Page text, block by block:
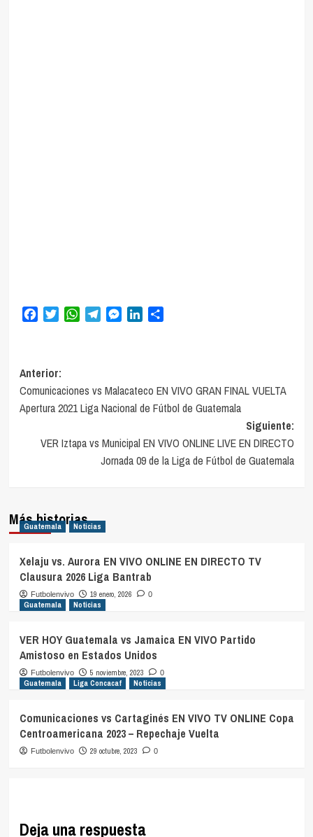
FacebookTwitterWhatsApp
TelegramMessenger
LinkedIn
Navegación
de
entradas
Anterior:
Comunicaciones vs Malacateco EN VIVO GRAN FINAL VUELTA
Apertura 2021 Liga Nacional de Fútbol de Guatemala
Siguiente:
VER Iztapa vs Municipal EN VIVO ONLINE LIVE EN DIRECTO
Jornada 09 de la Liga de Fútbol de Guatemala
Más historias
Guatemala Noticias
Xelaju vs. Aurora EN VIVO ONLINE EN DIRECTO TV
Clausura 2026 Liga Bantrab
Futbolenvivo 19 enero, 2026 0
Guatemala Noticias
VER HOY Guatemala vs Jamaica EN VIVO Partido
Amistoso en Estados Unidos
Futbolenvivo 5 noviembre, 2023 0
Guatemala Liga Concacaf Noticias
Comunicaciones vs Cartaginés EN VIVO TV ONLINE Copa
Centroamericana 2023 – Repechaje Vuelta
Futbolenvivo 29 octubre, 2023 0
Deja una respuesta